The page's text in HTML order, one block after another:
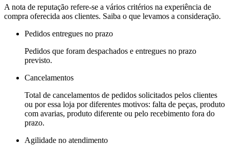
A nota de reputação refere-se a vários critérios na experiência de
compra oferecida aos clientes. Saiba o que levamos a consideração.
Pedidos entregues no prazo
Pedidos que foram despachados e entregues no prazo
previsto.
Cancelamentos
Total de cancelamentos de pedidos solicitados pelos clientes
ou por essa loja por diferentes motivos: falta de peças, produto
com avarias, produto diferente ou pelo recebimento fora do
prazo.
Agilidade no atendimento